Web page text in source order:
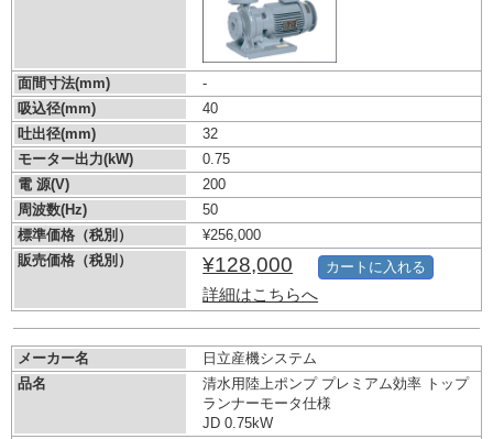
面間寸法(mm)
-
吸込径(mm)
40
吐出径(mm)
32
モーター出力(kW)
0.75
電 源(V)
200
周波数(Hz)
50
標準価格（税別）
¥256,000
販売価格（税別）
¥128,000
詳細はこちらへ
カートに入れる
メーカー名
日立産機システム
品名
清水用陸上ポンプ プレミアム効率 トップ
ランナーモータ仕様
JD 0.75kW